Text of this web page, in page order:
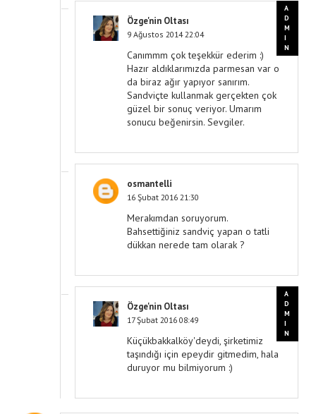
Özge'nin Oltası
9 Ağustos 2014 22:04
Canımmm çok teşekkür ederim :)
Hazır aldıklarımızda parmesan var o
da biraz ağır yapıyor sanırım.
Sandviçte kullanmak gerçekten çok
güzel bir sonuç veriyor. Umarım
sonucu beğenirsin. Sevgiler.
osmantelli
16 Şubat 2016 21:30
Merakımdan soruyorum.
Bahsettiğiniz sandviç yapan o tatli
dükkan nerede tam olarak ?
Özge'nin Oltası
17 Şubat 2016 08:49
Küçükbakkalköy'deydi, şirketimiz
taşındığı için epeydir gitmedim, hala
duruyor mu bilmiyorum :)